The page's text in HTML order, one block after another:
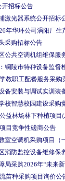
开招标公告
激光器系统公开招标
年华环公司涡阳厂
采购招标公告
公共空调机组维保服
铜陵市特种设备监
教职工配餐服务采购
备安装与调试实训装
校智慧校园建设采购
益林场林下种植项目
目竞争性磋商公告
室空调机采购项目（
消防监控设备维修保
局采购2026年“未来
苗种采购项目询价公